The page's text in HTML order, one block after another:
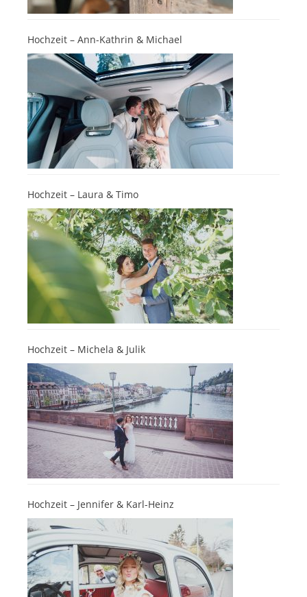
Hochzeit – Ann-Kathrin & Michael
Hochzeit – Laura & Timo
Hochzeit – Michela & Julik
Hochzeit – Jennifer & Karl-Heinz